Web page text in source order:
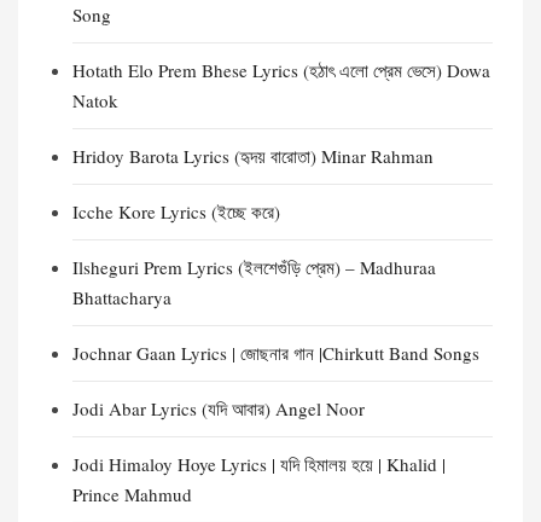
Song
Hotath Elo Prem Bhese Lyrics (হঠাৎ এলো প্রেম ভেসে) Dowa
Natok
Hridoy Barota Lyrics (হৃদয় বারোতা) Minar Rahman
Icche Kore Lyrics (ইচ্ছে করে)
Ilsheguri Prem Lyrics (ইলশেগুঁড়ি প্রেম) – Madhuraa
Bhattacharya
Jochnar Gaan Lyrics | জোছনার গান |Chirkutt Band Songs
Jodi Abar Lyrics (যদি আবার) Angel Noor
Jodi Himaloy Hoye Lyrics | যদি হিমালয় হয়ে | Khalid |
Prince Mahmud